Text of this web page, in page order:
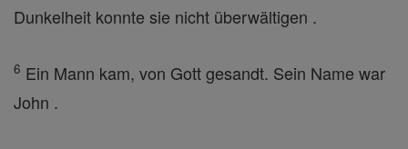
Dunkelheit konnte sie nicht überwältigen .
6 Ein Mann kam, von Gott gesandt. Sein Name war
John .